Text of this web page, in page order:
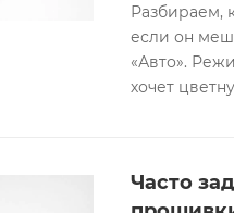
Разбираем,
если он
«Авто».
хочет
Часто